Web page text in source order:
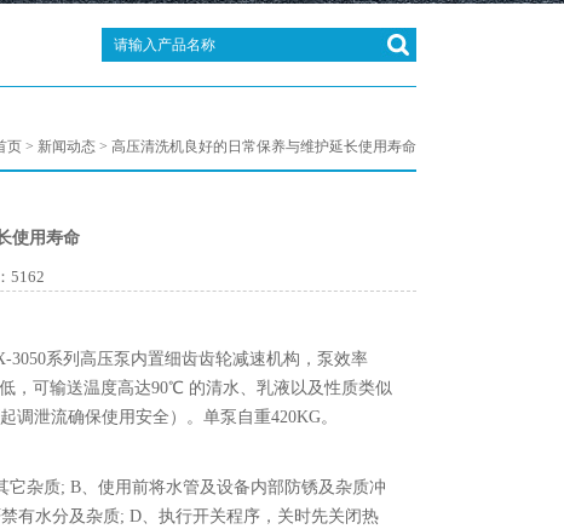
页 > 新闻动态 > 高压清洗机良好的日常保养与维护延长使用寿命
使用寿命
5162
系列高压泵内置细齿齿轮减速机构，泵效率
，可输送温度高达90℃ 的清水、乳液以及性质类似
泄流确保使用安全）。单泵自重420KG。
杂质; B、使用前将水管及设备内部防锈及杂质冲
有水分及杂质; D、执行开关程序，关时先关闭热